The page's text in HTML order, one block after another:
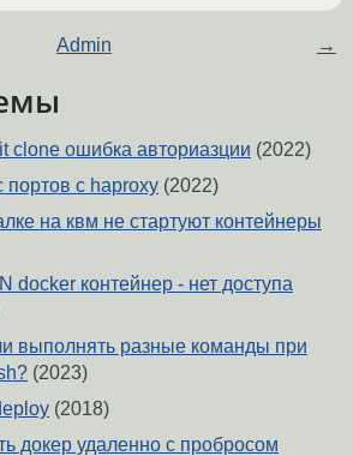
Admin →
clone ошибка авториазции (2022)
портов с haproxy (2022)
на квм не стартуют контейнеры
docker контейнер - нет доступа
выполнять разные команды при
(2023)
(2018)
докер удаленно с пробросом